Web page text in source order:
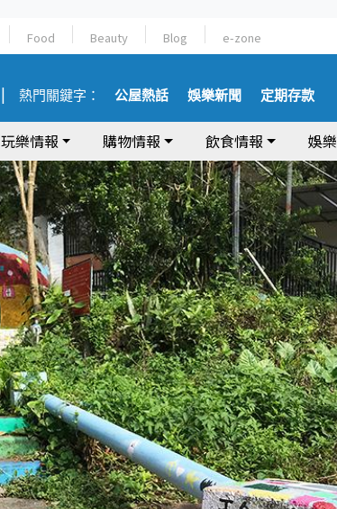
Food Beauty Blog e-zone
熱門關鍵字： 公屋熱話 娛樂新聞 定期存款
玩樂情報 購物情報 飲食情報 娛樂